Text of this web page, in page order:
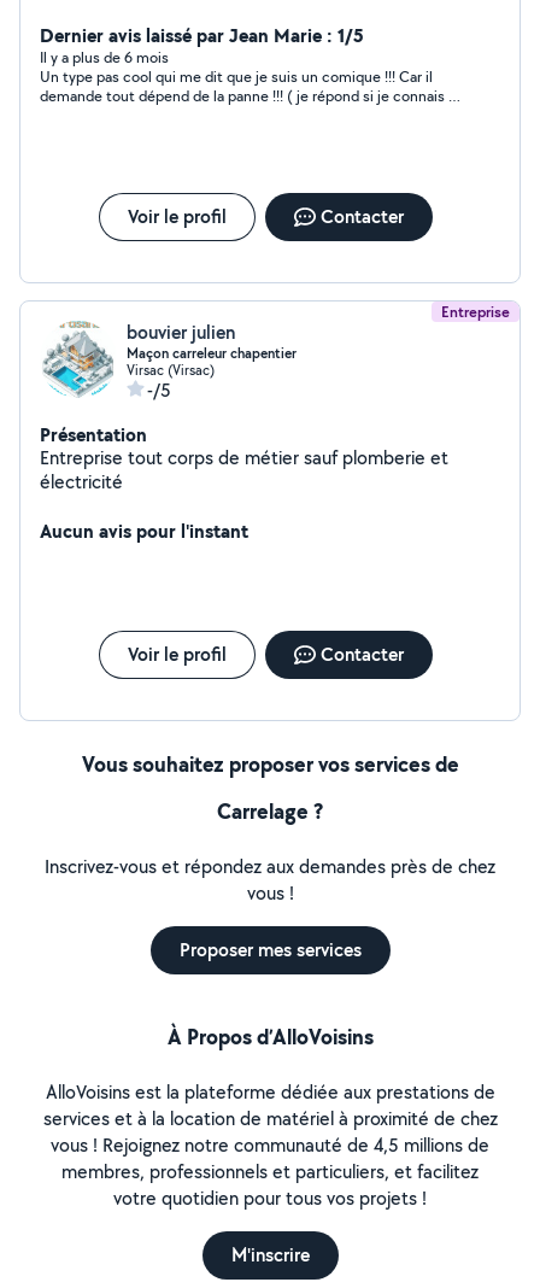
Dernier avis laissé par Jean Marie : 1/5
Il y a plus de 6 mois
Un type pas cool qui me dit que je suis un comique !!! Car il
demande tout dépend de la panne !!! ( je répond si je connais la
Voir le profil Contacter
Entreprise
bouvier julien
Maçon carreleur chapentier
Virsac (Virsac)
-/5
Présentation
Entreprise tout corps de métier sauf plomberie et
électricité
Aucun avis pour l'instant
Voir le profil Contacter
Vous souhaitez proposer vos services de
Carrelage ?
Inscrivez-vous et répondez aux demandes près de chez
vous !
Proposer mes services
À Propos d’AlloVoisins
AlloVoisins est la plateforme dédiée aux prestations de
services et à la location de matériel à proximité de chez
vous ! Rejoignez notre communauté de 4,5 millions de
membres, professionnels et particuliers, et facilitez
votre quotidien pour tous vos projets !
M'inscrire